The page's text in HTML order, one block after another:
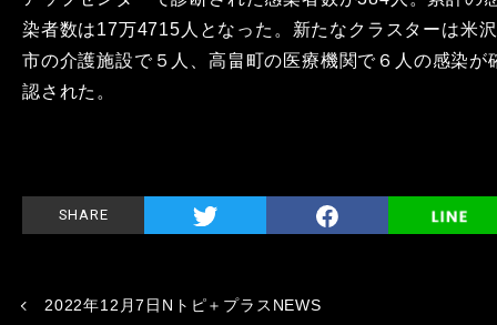
染者数は17万4715人となった。新たなクラスターは米沢
市の介護施設で５人、高畠町の医療機関で６人の感染が
認された。
SHARE
2022年12月7日Nトピ＋プラスNEWS